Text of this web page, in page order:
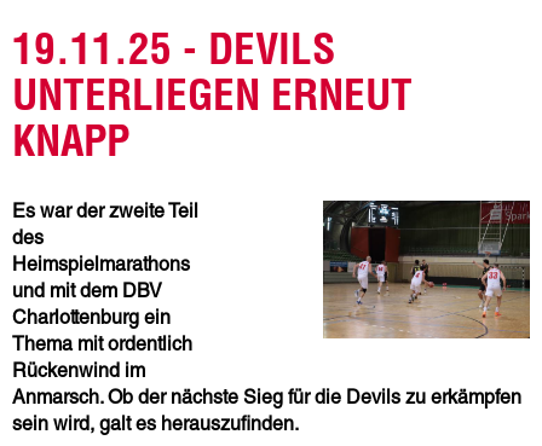
19.11.25 - DEVILS
UNTERLIEGEN ERNEUT
KNAPP
Es war der zweite Teil
des
Heimspielmarathons
und mit dem DBV
Charlottenburg ein
Thema mit ordentlich
Rückenwind im
Anmarsch. Ob der nächste Sieg für die Devils zu erkämpfen
sein wird, galt es herauszufinden.